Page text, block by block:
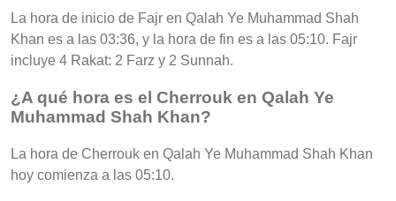
La hora de inicio de Fajr en Qalah Ye Muhammad Shah
Khan es a las 03:36, y la hora de fin es a las 05:10. Fajr
incluye 4 Rakat: 2 Farz y 2 Sunnah.
¿A qué hora es el Cherrouk en Qalah Ye
Muhammad Shah Khan?
La hora de Cherrouk en Qalah Ye Muhammad Shah Khan
hoy comienza a las 05:10.